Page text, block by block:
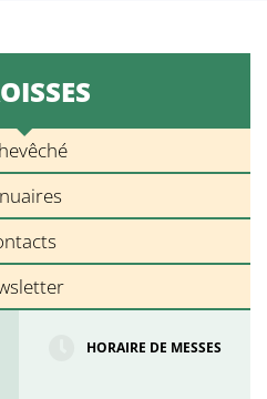
HORAIRE DE MESSES